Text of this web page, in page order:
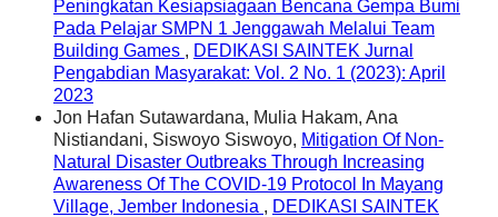
Peningkatan Kesiapsiagaan Bencana Gempa Bumi
Pada Pelajar SMPN 1 Jenggawah Melalui Team
Building Games , DEDIKASI SAINTEK Jurnal
Pengabdian Masyarakat: Vol. 2 No. 1 (2023): April
2023
Jon Hafan Sutawardana, Mulia Hakam, Ana
Nistiandani, Siswoyo Siswoyo, Mitigation Of Non-
Natural Disaster Outbreaks Through Increasing
Awareness Of The COVID-19 Protocol In Mayang
Village, Jember Indonesia , DEDIKASI SAINTEK